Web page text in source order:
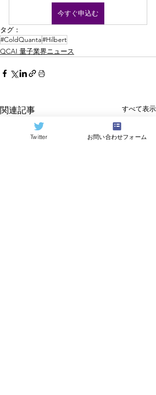
今すぐ申込む
タグ：
#ColdQuanta#Hilbert
QCAI 量子業界ニュース
関連記事 すべて表示
Twitter お問い合わせフォーム